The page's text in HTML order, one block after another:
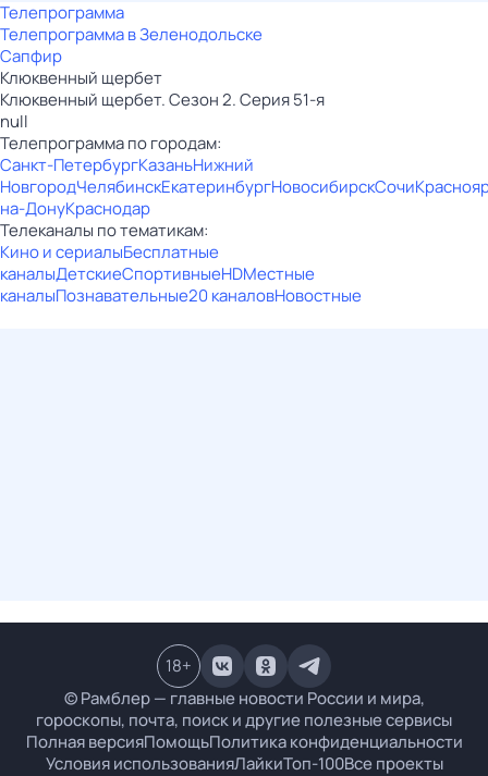
Телепрограмма
Телепрограмма в Зеленодольске
Сапфир
Клюквенный щербет
Клюквенный щербет. Сезон 2. Серия 51-я
null
Телепрограмма по городам:
Санкт-ПетербургКазаньНижний
НовгородЧелябинскЕкатеринбургНовосибирскСочи
на-ДонуКраснодар
Телеканалы по тематикам:
Кино и сериалыБесплатные
каналыДетскиеСпортивныеHDМестные
каналыПознавательные20 каналовНовостные
© Рамблер — главные новости России и мира,
гороскопы, почта, поиск и другие полезные сервисы
Полная версияПомощьПолитика конфиденциальности
Условия использованияЛайкиТоп-100Все проекты
18+